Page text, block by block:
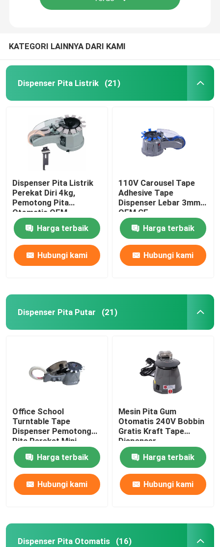
Produk
KATEGORI LAINNYA DARI KAMI
Dispenser Pita Listrik (21)
Dispenser Pita Listrik
Perekat Diri 4kg,
Pemotong Pita
Otomatis OEM
Harga terbaik
Hubungi kami
110V Carousel Tape
Adhesive Tape
Dispenser Lebar 3mm
OEM CE
Harga terbaik
Hubungi kami
Dispenser Pita Putar (21)
Office School
Turntable Tape
Dispenser Pemotong
Pita Perekat Mini
Harga terbaik
Hubungi kami
Mesin Pita Gum
Otomatis 240V Bobbin
Gratis Kraft Tape
Dispenser
Harga terbaik
Hubungi kami
Dispenser Pita Otomatis (16)